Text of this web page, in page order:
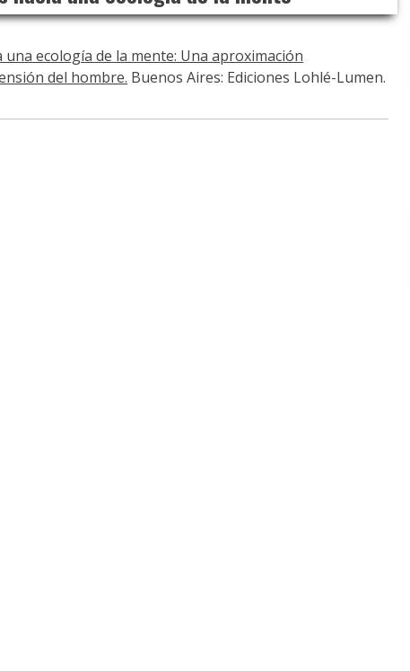
una ecología de la mente: Una aproximación
del hombre. Buenos Aires: Ediciones Lohlé-Lumen.